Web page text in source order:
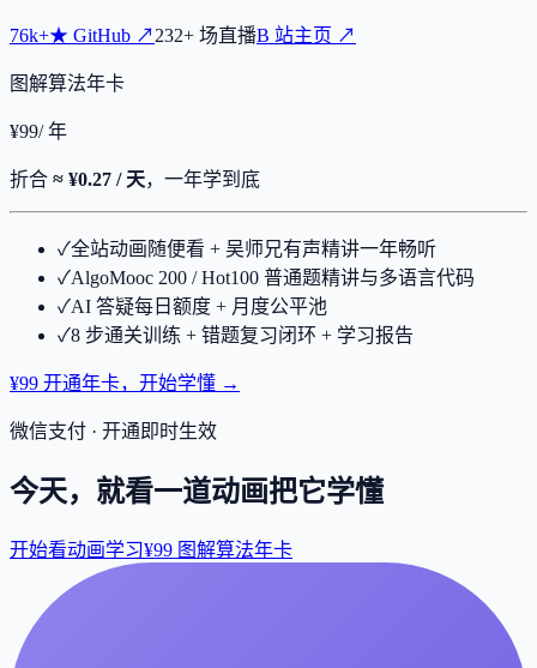
76k+★ GitHub ↗232+ 场直播B 站主页 ↗
图解算法年卡
¥99/ 年
折合 ≈ ¥0.27 / 天，一年学到底
✓全站动画随便看 + 吴师兄有声精讲一年畅听
✓AlgoMooc 200 / Hot100 普通题精讲与多语言代码
✓AI 答疑每日额度 + 月度公平池
✓8 步通关训练 + 错题复习闭环 + 学习报告
¥99 开通年卡，开始学懂 →
微信支付 · 开通即时生效
今天，就看一道动画把它学懂
开始看动画学习¥99 图解算法年卡